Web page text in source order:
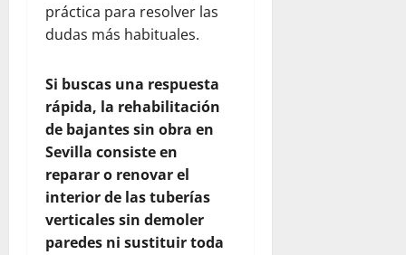
práctica para resolver las
dudas más habituales.
Si buscas una respuesta
rápida, la rehabilitación
de bajantes sin obra en
Sevilla consiste en
reparar o renovar el
interior de las tuberías
verticales sin demoler
paredes ni sustituir toda